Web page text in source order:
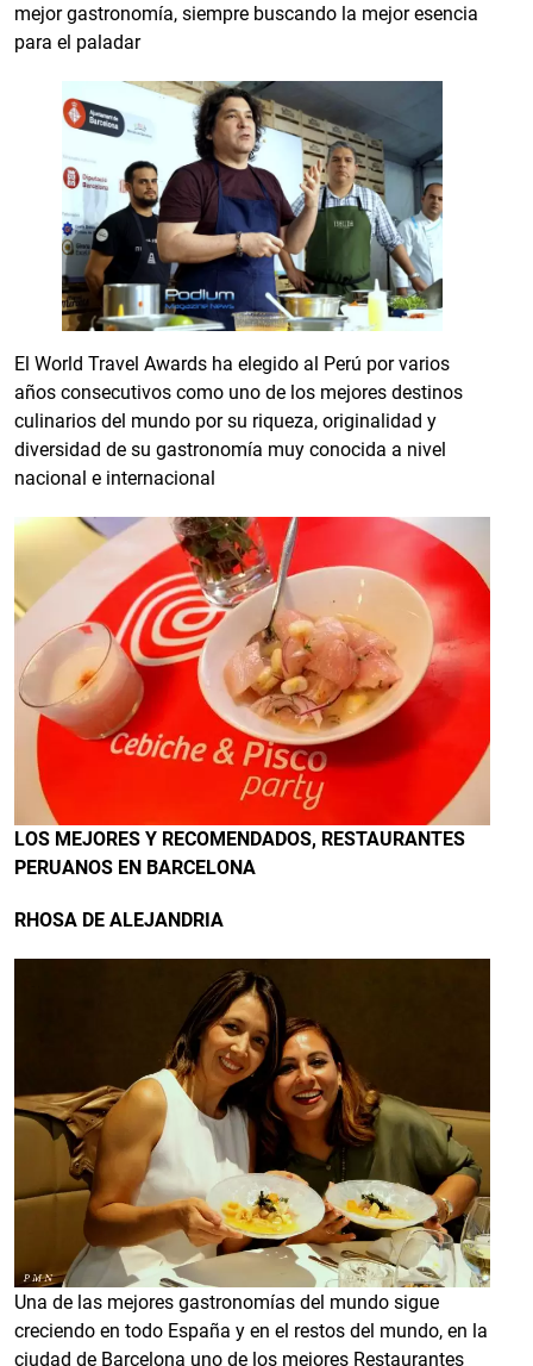
mejor gastronomía, siempre buscando la mejor esencia
para el paladar
El World Travel Awards ha elegido al Perú por varios
años consecutivos como uno de los mejores destinos
culinarios del mundo por su riqueza, originalidad y
diversidad de su gastronomía muy conocida a nivel
nacional e internacional
LOS MEJORES Y RECOMENDADOS, RESTAURANTES
PERUANOS EN BARCELONA
RHOSA DE ALEJANDRIA
Una de las mejores gastronomías del mundo sigue
creciendo en todo España y en el restos del mundo, en la
ciudad de Barcelona uno de los mejores Restaurantes